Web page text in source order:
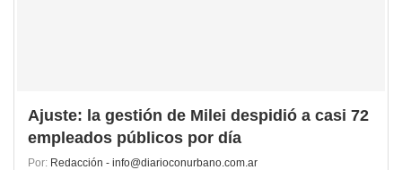
Ajuste: la gestión de Milei despidió a casi 72
empleados públicos por día
Por: Redacción - info@diarioconurbano.com.ar